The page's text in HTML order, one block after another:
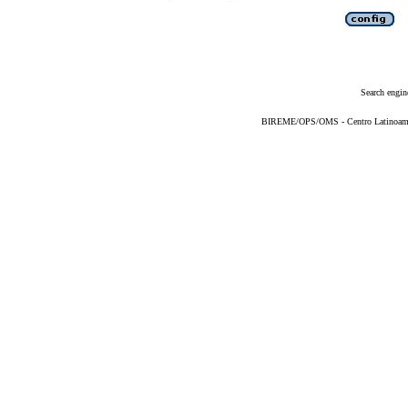
Search
BIREME/OPS/OMS - Centro